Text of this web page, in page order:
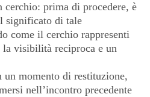
cerchio: prima di procedere, è
significato di tale
come il cerchio rappresenti
la visibilità reciproca e un
un momento di restituzione,
nell’incontro precedente